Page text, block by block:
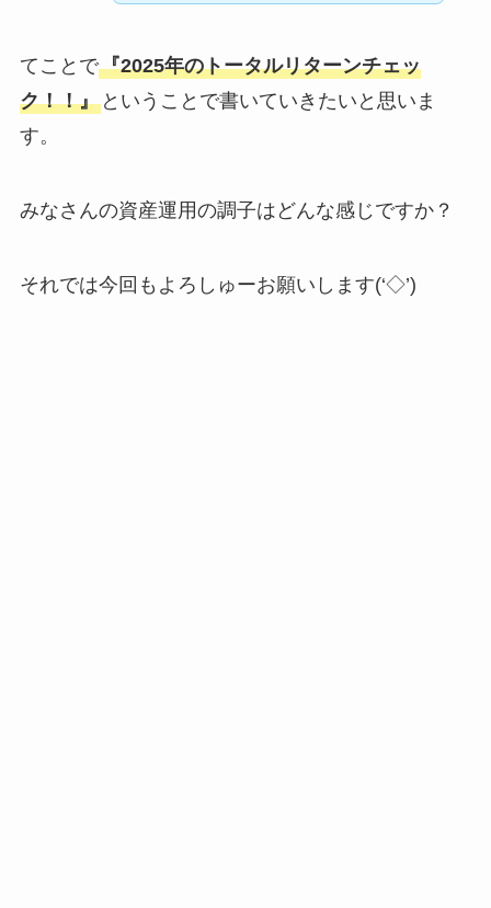
てことで『2025年のトータルリターンチェッ
ク！！』ということで書いていきたいと思いま
す。
みなさんの資産運用の調子はどんな感じですか？
それでは今回もよろしゅーお願いします(‘◇’)ゞ